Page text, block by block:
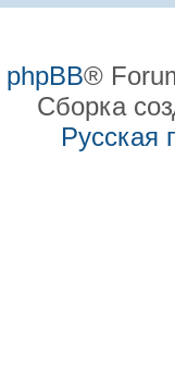
phpBB®
Сборка
Русская